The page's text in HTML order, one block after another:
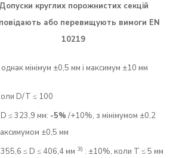
Допуски круглих порожнистих секцій
або перевищують вимоги EN
10219
мінімум ±0,5 мм і максимум ±10 мм
D/T ≤ 100
≤ 323,9 мм: -5% /+10%, з мінімумом ±0,2
±0,5 мм
≤ D ≤ 406,4 мм 3) : ±10%, коли T ≤ 5 мм